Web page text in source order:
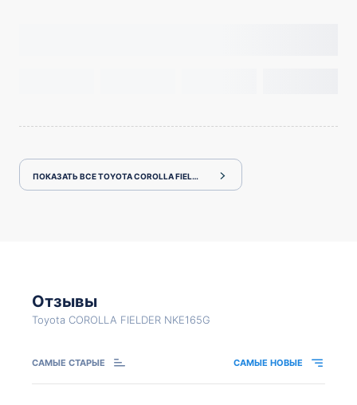
ПОКАЗАТЬ ВСЕ TOYOTA COROLLA FIELDER NKE165G
Отзывы
Toyota COROLLA FIELDER NKE165G
САМЫЕ СТАРЫЕ САМЫЕ НОВЫЕ